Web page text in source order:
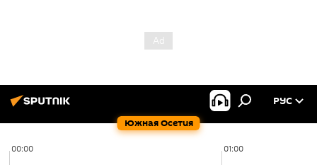
Южная Осетия
РУС
00:00 01:00